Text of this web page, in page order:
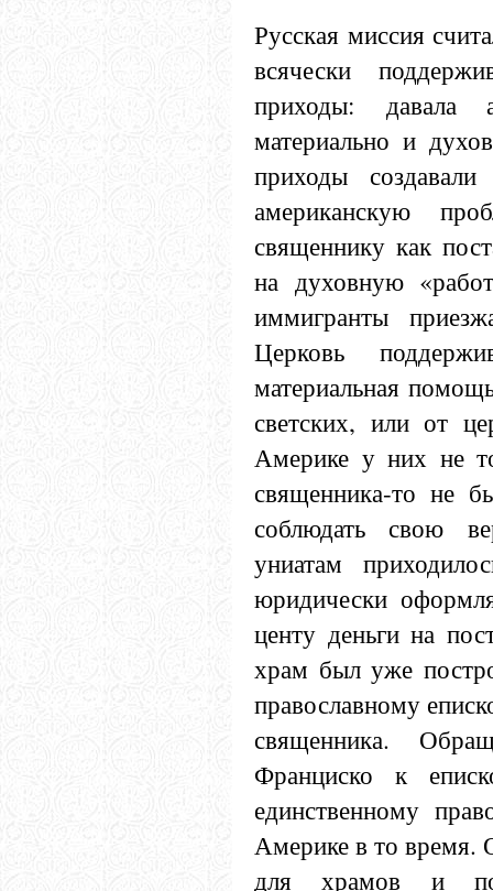
Русская миссия
всячески
приходы: давала
материально и
приходы
американскую
священнику как
на духовную
иммигранты
Церковь
материальная
светских, или от
Америке у них не
священника-то не
соблюдать свою
униатам
юридически
центу деньги на
храм был уже
православному
священника.
Франциско к
единственному
Америке в то время.
для храмов и